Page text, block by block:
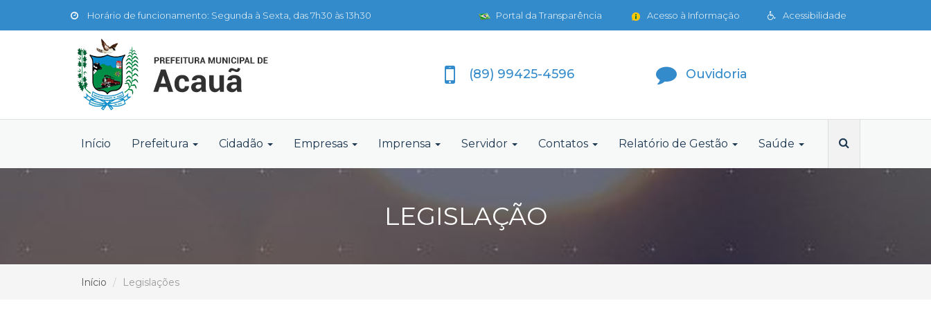
Horário de funcionamento: Segunda à Sexta, das 7h30 às 13h30 Acessibilidade
Acesso à Informação
Portal da Transparência
(89) 99425-4596 Ouvidoria
Início Prefeitura Cidadão Empresas Imprensa Servidor Contatos Relatório de Gestão Saúde
LEGISLAÇÃO
Início Legislações